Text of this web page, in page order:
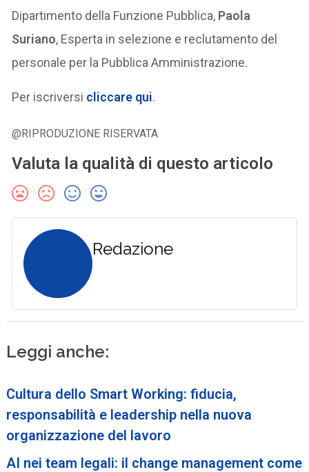
Dipartimento della Funzione Pubblica, Paola
Suriano, Esperta in selezione e reclutamento del
personale per la Pubblica Amministrazione.
Per iscriversi cliccare qui.
@RIPRODUZIONE RISERVATA
Valuta la qualità di questo articolo
Redazione
Leggi anche:
Cultura dello Smart Working: fiducia,
responsabilità e leadership nella nuova
organizzazione del lavoro
AI nei team legali: il change management come